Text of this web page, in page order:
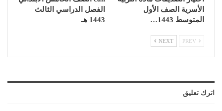
الأسرية الصف الأول
المتوسط 1443…
الفصل الدراسي الثالث
1443 هـ
NEXT
اترك تعليق